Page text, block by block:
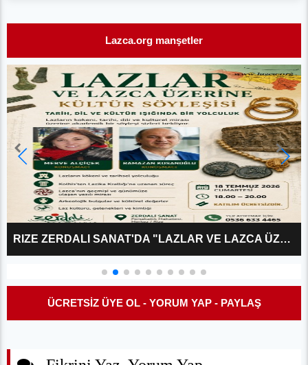
Lazca.org manşetler
RIZE ZERDALI SANAT'DA "LAZLAR VE LAZCA ÜZERINE?" KÜLTÜR SÖYLEŞISI
ÜCRETSİZ ÜYE OL - YORUM YAP - PAYLAŞ